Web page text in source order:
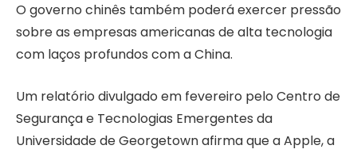
O governo chinês também poderá exercer pressão
sobre as empresas americanas de alta tecnologia
com laços profundos com a China.
Um relatório divulgado em fevereiro pelo Centro de
Segurança e Tecnologias Emergentes da
Universidade de Georgetown afirma que a Apple, a